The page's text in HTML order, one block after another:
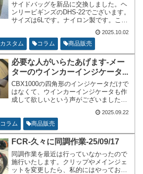
サイドバッグを新品に交換しました。ヘ
ンリービギンズのDHS-22でございます。
サイズは6Lです。ナイロン製です。これ
以上のサイズになると随分と大きくなる
と思います。大き過ぎると不格好かなと
思って小さめのサイズを選択していま
す。
2025.10.02
カスタム コラム 商品販売
必要な人がいらたあげます-メー
ターのウインカーインジケータ...
CBX1000の四角形のインジケータだけで
はなくて、ウインカーインジケータも作
成して欲しいという声がございましたの
ている人や面白い事をされている方には
無償で差し上げます。3Dプリンタで作製
しております。
2025.09.22
コラム 商品販売
FCR-久々に同調作業-25/09/17
同調作業を最近は行っていなかったので
施行いたします。クリップやメインジェ
ットを変更したら、私的にはやっておき